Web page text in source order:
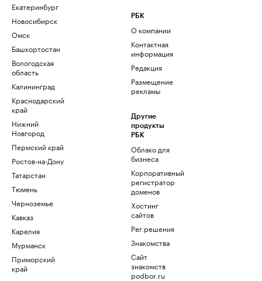
Екатеринбург
Новосибирск
Омск
Башкортостан
Вологодская
область
Калининград
Краснодарский
край
Нижний
Новгород
Пермский край
Ростов-на-Дону
Татарстан
Тюмень
Черноземье
Кавказ
Карелия
Мурманск
Приморский
край
РБК
О компании
Контактная
информация
Редакция
Размещение
рекламы
Другие
продукты
РБК
Облако для
бизнеса
Корпоративный
регистратор
доменов
Хостинг
сайтов
Рег.решения
Знакомства
Сайт
знакомств
podbor.ru